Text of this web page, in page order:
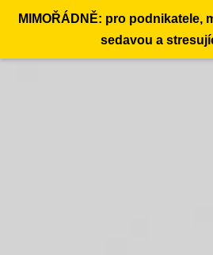
MIMOŘÁDNĚ: pro podnikatele,
sedavou a